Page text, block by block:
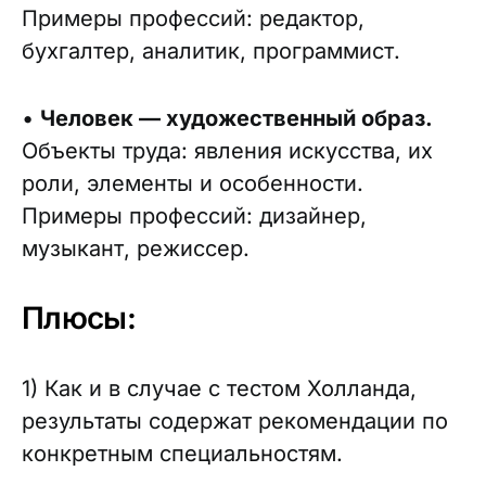
Примеры профессий: редактор,
бухгалтер, аналитик, программист.
• Человек — художественный образ.
Объекты труда: явления искусства, их
роли, элементы и особенности.
Примеры профессий: дизайнер,
музыкант, режиссер.
Плюсы:
1) Как и в случае с тестом Холланда,
результаты содержат рекомендации по
конкретным специальностям.